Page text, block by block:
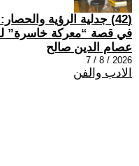
(42) جدلية الرؤية
في قصة “معركة خاسرة”
عصام الدين صالح
2026 / 8 / 7
الادب والفن